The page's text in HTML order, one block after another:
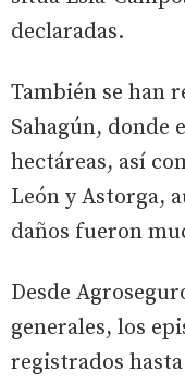
declaradas.
También se han
Sahagún, donde
hectáreas, así
León y Astorga,
daños fueron
Desde
generales, los
registrados